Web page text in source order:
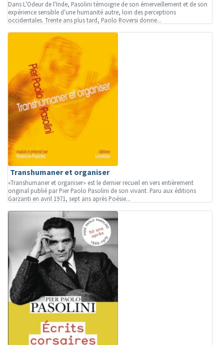
Dans L'Odeur de l'Inde, Pasolini témoigne de son émerveillement et de son
expérience sensible d'une humanité autre, loin des perceptions
occidentales. Trente ans plus tard, Paolo Roversi donne...
Transhumaner et organiser
«Transhumaner et organiser» est le dernier recueil en vers entièrement
original publié par Pier Paolo Pasolini de son vivant. Paru aux éditions
Garzanti en avril 1971, sept ans après Poésie...